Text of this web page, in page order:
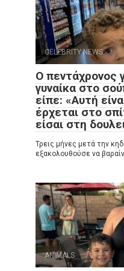
CELEBRITY NEWS
Ο πεντάχρονος
γυναίκα στο
είπε: «Αυτή
έρχεται στο
είσαι στη
Τρεις μήνες μετά την
εξακολουθούσε να
ANIMALS